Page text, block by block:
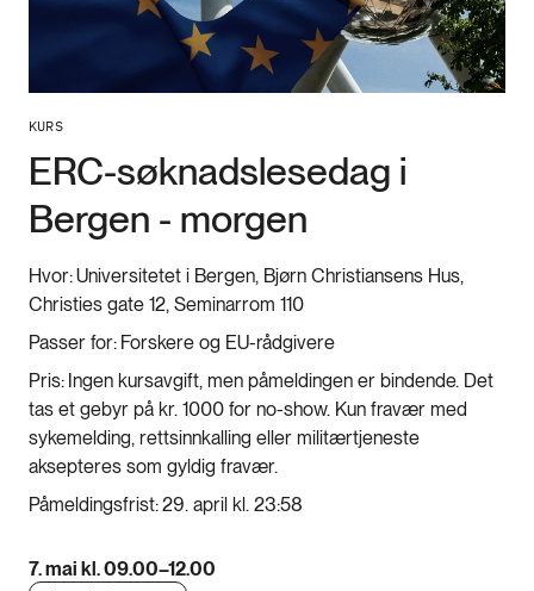
KURS
ERC-søknadslesedag i
Bergen - morgen
Hvor:Universitetet i Bergen, Bjørn Christiansens Hus,
Christies gate 12, Seminarrom 110
Passer for: Forskere og EU-rådgivere
Pris: Ingen kursavgift, men påmeldingen er bindende. Det
tas et gebyr på kr. 1000 for no-show. Kun fravær med
sykemelding, rettsinnkalling eller militærtjeneste
aksepteres som gyldig fravær.
Påmeldingsfrist:29. april kl. 23:58
7. mai kl. 09.00–12.00